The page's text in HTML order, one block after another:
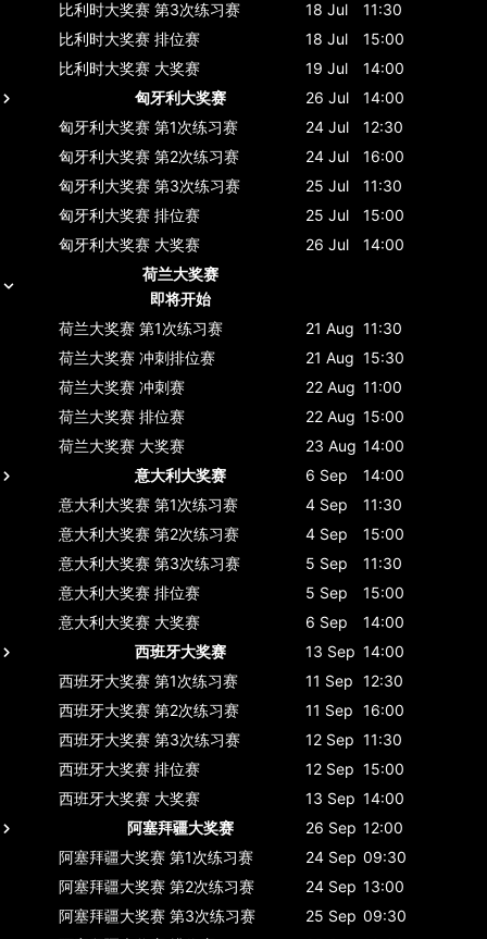
比利时大奖赛 第3次练习赛 18 Jul
11:30
比利时大奖赛 排位赛 18 Jul
15:00
比利时大奖赛 大奖赛 19 Jul
14:00
匈牙利大奖赛
26 Jul
14:00
匈牙利大奖赛 第1次练习赛 24 Jul
12:30
匈牙利大奖赛 第2次练习赛 24 Jul
16:00
匈牙利大奖赛 第3次练习赛 25 Jul
11:30
匈牙利大奖赛 排位赛 25 Jul
15:00
匈牙利大奖赛 大奖赛 26 Jul
14:00
荷兰大奖赛
即将开始
荷兰大奖赛 第1次练习赛 21 Aug 11:30
荷兰大奖赛 冲刺排位赛 21 Aug 15:30
荷兰大奖赛 冲刺赛 22 Aug 11:00
荷兰大奖赛 排位赛 22 Aug 15:00
荷兰大奖赛 大奖赛 23 Aug 14:00
意大利大奖赛
6 Sep
14:00
意大利大奖赛 第1次练习赛 4 Sep
11:30
意大利大奖赛 第2次练习赛 4 Sep
15:00
意大利大奖赛 第3次练习赛 5 Sep
11:30
意大利大奖赛 排位赛 5 Sep
15:00
意大利大奖赛 大奖赛 6 Sep
14:00
西班牙大奖赛
13 Sep 14:00
西班牙大奖赛 第1次练习赛 11 Sep 12:30
西班牙大奖赛 第2次练习赛 11 Sep 16:00
西班牙大奖赛 第3次练习赛 12 Sep 11:30
西班牙大奖赛 排位赛 12 Sep 15:00
西班牙大奖赛 大奖赛 13 Sep 14:00
阿塞拜疆大奖赛
26 Sep 12:00
阿塞拜疆大奖赛 第1次练习赛 24 Sep 09:30
阿塞拜疆大奖赛 第2次练习赛 24 Sep 13:00
阿塞拜疆大奖赛 第3次练习赛 25 Sep 09:30